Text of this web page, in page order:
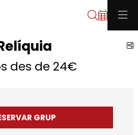
Cerca
des de 24€
GRUP